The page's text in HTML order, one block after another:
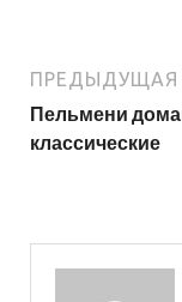
ПРЕДЫДУЩАЯ
Пельмени
классические